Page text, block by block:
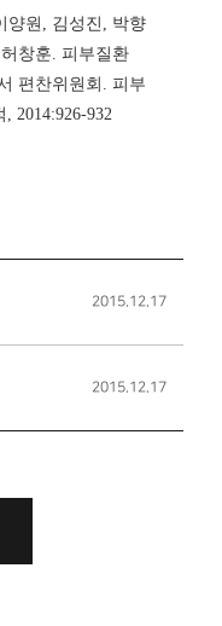
양원, 김성진, 박향
창훈. 피부질환
편찬위원회. 피부
2014:926-932
2015.12.17
2015.12.17